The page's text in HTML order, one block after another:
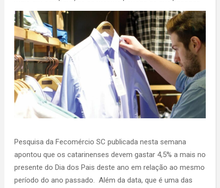
Pesquisa da Fecomércio SC publicada nesta semana
apontou que os catarinenses devem gastar 4,5% a mais no
presente do Dia dos Pais deste ano em relação ao mesmo
período do ano passado. Além da data, que é uma das